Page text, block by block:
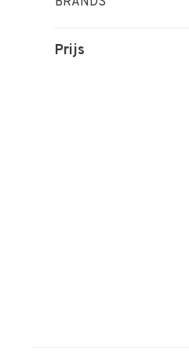
Prijs